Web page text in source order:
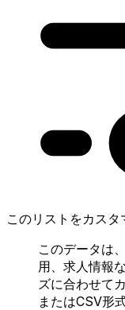
このリストをカスタ
このデータは
用、求人情報
ズに合わせて
またはCSV形